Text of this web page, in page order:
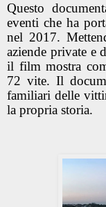
Questo
eventi che ha
nel 2017.
aziende private e
il film mostra
72 vite. Il
familiari delle
la propria storia.